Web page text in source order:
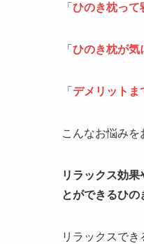
「 ひのき枕って
「 ひのき枕が気
「 デメリットま
こんなお悩みを
リラックス効果
とができるひの
リラックスで